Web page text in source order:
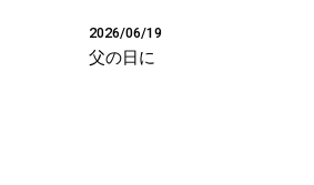
2026/06/19
父の日に